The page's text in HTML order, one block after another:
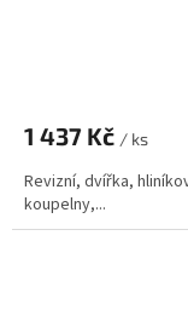
1 437 Kč / ks
Revizní, dvířka,
koupelny,...